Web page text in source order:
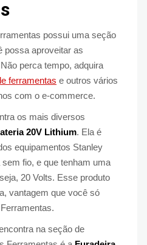
possui uma seção
possa aproveitar as
perca tempo, adquira
ferramentas e outros vários
com o e-commerce.
os mais diversos
20V Lithium. Ela é
equipamentos Stanley
fio, e que tenham uma
20 Volts. Esse produto
vantagem que você só
na seção de